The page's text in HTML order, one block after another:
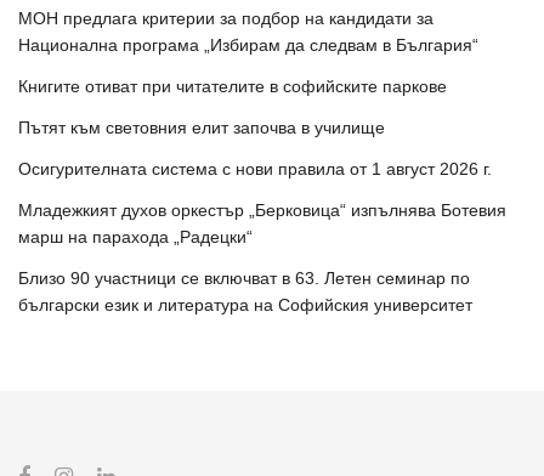
МОН предлага критерии за подбор на кандидати за
Национална програма „Избирам да следвам в България“
Книгите отиват при читателите в софийските паркове
Пътят към световния елит започва в училище
Осигурителната система с нови правила от 1 август 2026 г.
Младежкият духов оркестър „Берковица“ изпълнява Ботевия
марш на парахода „Радецки“
Близо 90 участници се включват в 63. Летен семинар по
български език и литература на Софийския университет